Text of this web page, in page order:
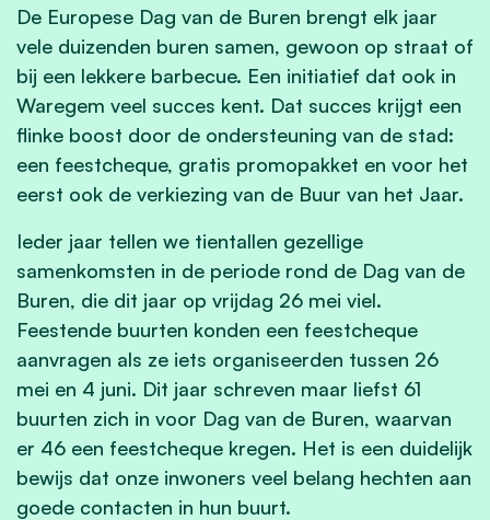
De Europese Dag van de Buren brengt elk jaar
vele duizenden buren samen, gewoon op straat of
bij een lekkere barbecue. Een initiatief dat ook in
Waregem veel succes kent. Dat succes krijgt een
flinke boost door de ondersteuning van de stad:
een feestcheque, gratis promopakket en voor het
eerst ook de verkiezing van de Buur van het Jaar.
Ieder jaar tellen we tientallen gezellige
samenkomsten in de periode rond de Dag van de
Buren, die dit jaar op vrijdag 26 mei viel.
Feestende buurten konden een feestcheque
aanvragen als ze iets organiseerden tussen 26
mei en 4 juni. Dit jaar schreven maar liefst 61
buurten zich in voor Dag van de Buren, waarvan
er 46 een feestcheque kregen. Het is een duidelijk
bewijs dat onze inwoners veel belang hechten aan
goede contacten in hun buurt.